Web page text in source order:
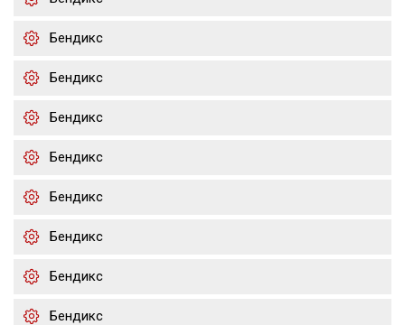
Бендикс
Бендикс
Бендикс
Бендикс
Бендикс
Бендикс
Бендикс
Бендикс